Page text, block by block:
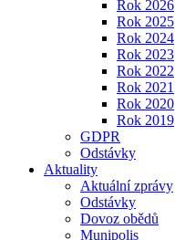
Rok 2026
Rok 2025
Rok 2024
Rok 2023
Rok 2022
Rok 2021
Rok 2020
Rok 2019
GDPR
Odstávky
Aktuality
Aktuální zprávy
Odstávky
Dovoz obědů
Munipolis